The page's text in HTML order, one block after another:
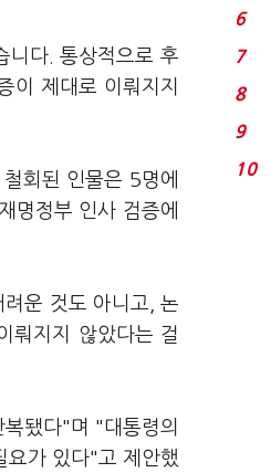
니다. 통상적으로 후
이 제대로 이뤄지지
회된 인물은 5명에
명정부 인사 검증에
운 것도 아니고, 논
뤄지지 않았다는 걸
됐다"며 "대통령의
요가 있다"고 제안했
6
7
8
9
10